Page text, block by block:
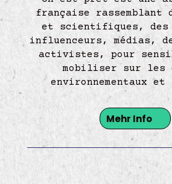
française rassemblant
et scientifiques,
influenceurs, médias,
activistes, pour
mobiliser sur les
environnementaux et
Mehr Info